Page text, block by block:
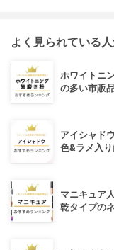
よく見られている
ホワイトニ
の多い市販
アイシャド
色&ラメ入り
マニキュア
乾タイプの